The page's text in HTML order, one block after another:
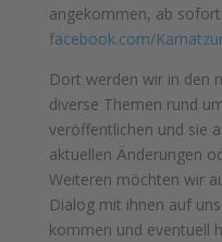
angekommen, ab
facebook.com/
Dort werden wir in den
diverse Themen rund
veröffentlichen und sie
aktuellen Änderungen
Weiteren möchten wir
Dialog mit ihnen auf
kommen und eventuell